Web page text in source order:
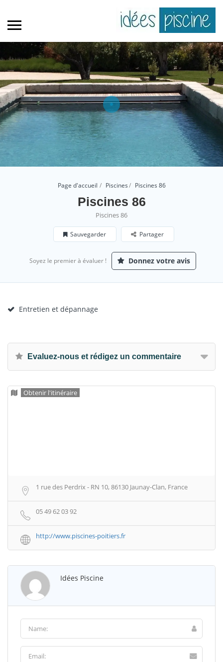
Page d'accueil Piscines Piscines 86
Piscines 86
Piscines 86
Sauvegarder Partager
Soyez le premier à évaluer ! Donnez votre avis
Entretien et dépannage
Evaluez-nous et rédigez un commentaire
Obtenir l'itinéraire
1 rue des Perdrix - RN 10, 86130 Jaunay-Clan, France
05 49 62 03 92
http://www.piscines-poitiers.fr
Idées Piscine